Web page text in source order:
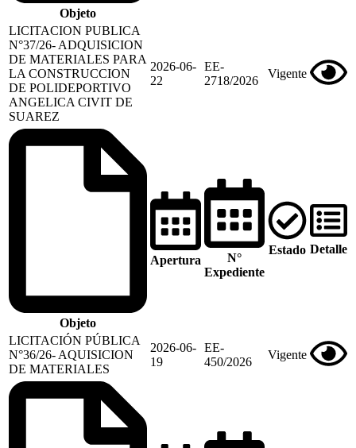
Objeto
LICITACION PUBLICA
N°37/26- ADQUISICION
DE MATERIALES PARA
LA CONSTRUCCION
DE POLIDEPORTIVO
ANGELICA CIVIT DE
SUAREZ
2026-06-
22
EE-
2718/2026
Vigente
Objeto
Apertura
N°
Expediente
Estado Detalle
LICITACIÓN PÚBLICA
N°36/26- AQUISICION
DE MATERIALES
2026-06-
19
EE-
450/2026
Vigente